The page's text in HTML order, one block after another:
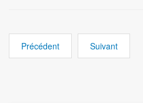
Précédent Suivant